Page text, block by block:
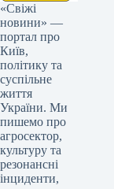
«Свіжі
новини» —
портал про
Київ,
політику та
суспільне
життя
України. Ми
пишемо про
агросектор,
культуру та
резонансні
інциденти,